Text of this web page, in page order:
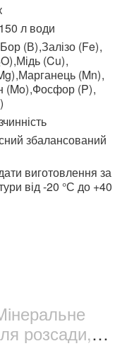
л води
Бор (В),Залізо (Fe),
,Мідь (Cu),
,Марганець (Mn),
(Mo),Фосфор (P),
збалансований
виготовлення за
від -20 °С до +40
розсади,